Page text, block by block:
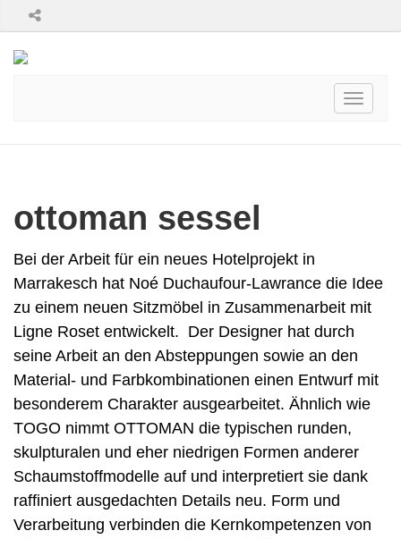
Toggle
ottoman sessel
Bei der Arbeit für ein neues Hotelprojekt in
Marrakesch hat Noé Duchaufour-Lawrance die Idee
zu einem neuen Sitzmöbel in Zusammenarbeit mit
Ligne Roset entwickelt. Der Designer hat durch
seine Arbeit an den Absteppungen sowie an den
Material- und Farbkombinationen einen Entwurf mit
besonderem Charakter ausgearbeitet. Ähnlich wie
TOGO nimmt OTTOMAN die typischen runden,
skulpturalen und eher niedrigen Formen anderer
Schaumstoffmodelle auf und interpretiert sie dank
raffiniert ausgedachten Details neu. Form und
Verarbeitung verbinden die Kernkompetenzen von